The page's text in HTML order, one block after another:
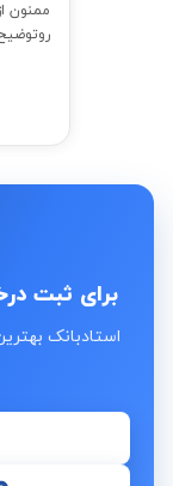
ممنون
برای ثبت
استادبانک